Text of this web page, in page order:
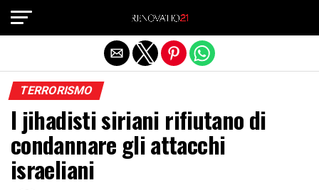
TERRORISMO
I jihadisti siriani rifiutano di
condannare gli attacchi
israeliani
Exit mobile version